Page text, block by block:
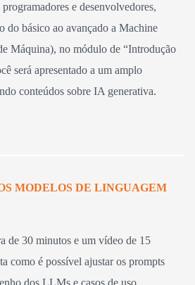
e desenvolvedores,
do básico ao avançado a Machine
Máquina), no módulo de “Introdução
será apresentado a um amplo
conteúdos sobre IA generativa.
MODELOS DE LINGUAGEM
de 30 minutos e um vídeo de 15
como é possível ajustar os prompts